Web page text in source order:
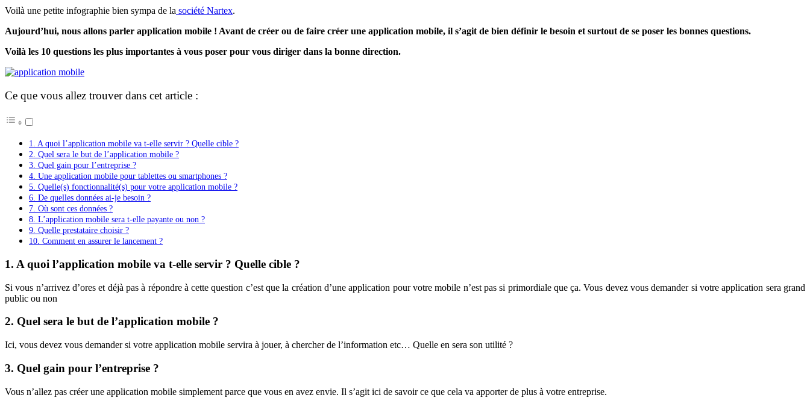
Voilà une petite infographie bien sympa de la société Nartex.
Aujourd’hui, nous allons parler application mobile ! Avant de créer ou de faire créer une application mobile, il s’agit de bien définir le besoin et surtout de se poser les bonnes questions.
Voilà les 10 questions les plus importantes à vous poser pour vous diriger dans la bonne direction.
Ce que vous allez trouver dans cet article :
1. A quoi l’application mobile va t-elle servir ? Quelle cible ?
2. Quel sera le but de l’application mobile ?
3. Quel gain pour l’entreprise ?
4. Une application mobile pour tablettes ou smartphones ?
5. Quelle(s) fonctionnalité(s) pour votre application mobile ?
6. De quelles données ai-je besoin ?
7. Où sont ces données ?
8. L’application mobile sera t-elle payante ou non ?
9. Quelle prestataire choisir ?
10. Comment en assurer le lancement ?
1. A quoi l’application mobile va t-elle servir ? Quelle cible ?
Si vous n’arrivez d’ores et déjà pas à répondre à cette question c’est que la création d’une application pour votre mobile n’est pas si primordiale que ça. Vous devez vous demander si votre application sera grand
public ou non
2. Quel sera le but de l’application mobile ?
Ici, vous devez vous demander si votre application mobile servira à jouer, à chercher de l’information etc… Quelle en sera son utilité ?
3. Quel gain pour l’entreprise ?
Vous n’allez pas créer une application mobile simplement parce que vous en avez envie. Il s’agit ici de savoir ce que cela va apporter de plus à votre entreprise.